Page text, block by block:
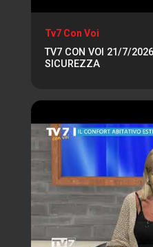
Tv7 Con Voi
TV7 CON VOI 21/7/2026
SICUREZZA